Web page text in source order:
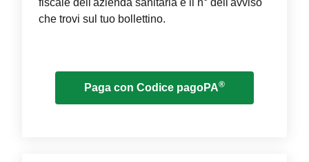
fiscale dell'azienda sanitaria e il n° dell'avviso
che trovi sul tuo bollettino.
Paga con Codice pagoPA®